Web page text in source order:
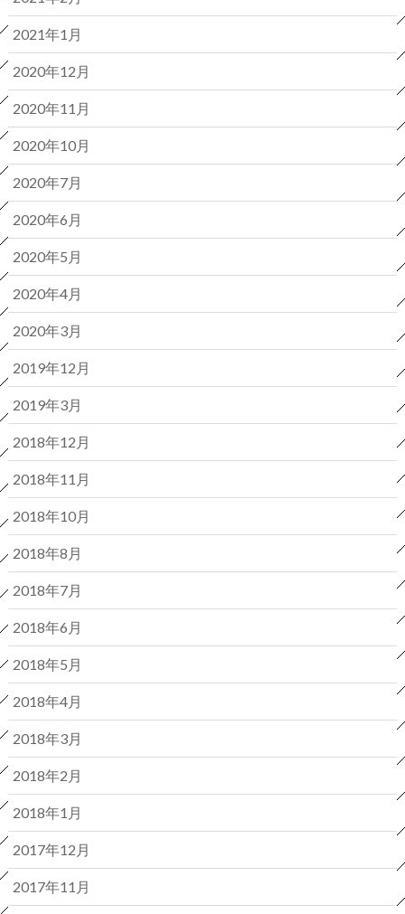
2021年1月
2020年12月
2020年11月
2020年10月
2020年7月
2020年6月
2020年5月
2020年4月
2020年3月
2019年12月
2019年3月
2018年12月
2018年11月
2018年10月
2018年8月
2018年7月
2018年6月
2018年5月
2018年4月
2018年3月
2018年2月
2018年1月
2017年12月
2017年11月